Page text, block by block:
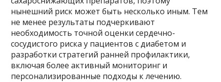
нынешний риск может быть несколько иным. Тем
не менее результаты подчеркивают
необходимость точной оценки сердечно-
сосудистого риска у пациентов с диабетом и
разработки стратегий ранней профилактики,
включая более активный мониторинг и
персонализированные подходы к лечению.